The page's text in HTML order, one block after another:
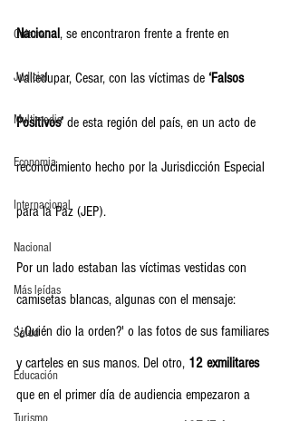
Cultura
Judicial
Multimedia
Economia
Internacional
Nacional
Más leídas
Salud
Educación
Nacional, se encontraron frente a frente en
Valledupar, Cesar, con las víctimas de ‘Falsos
Positivos’ de esta región del país, en un acto de
reconocimiento hecho por la Jurisdicción Especial
para la Paz (JEP).
Por un lado estaban las víctimas vestidas con
camisetas blancas, algunas con el mensaje:
'¿Quién dio la orden?' o las fotos de sus familiares
y carteles en sus manos. Del otro, 12 exmilitares
que en el primer día de audiencia empezaron a